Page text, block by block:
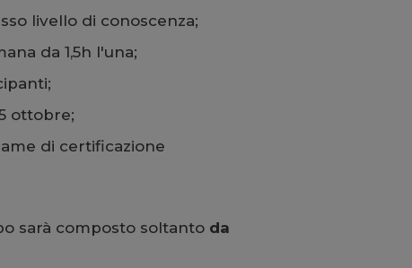
livello di conoscenza;
da 1,5h l'una;
ottobre;
di certificazione
sarà composto soltanto da